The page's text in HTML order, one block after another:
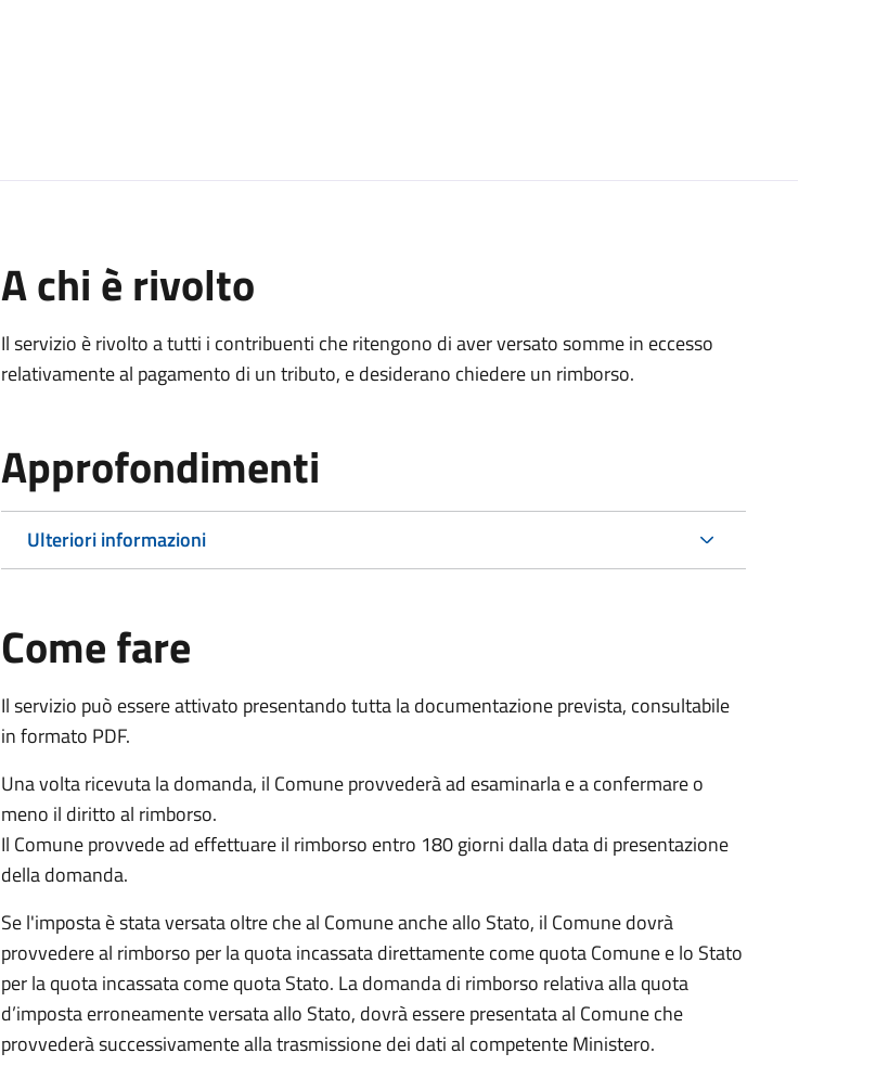
A chi è rivolto
Il servizio è rivolto a tutti i contribuenti che ritengono di aver versato somme in eccesso
relativamente al pagamento di un tributo, e desiderano chiedere un rimborso.
Approfondimenti
Ulteriori informazioni
Come fare
Il servizio può essere attivato presentando tutta la documentazione prevista, consultabile
in formato PDF.
Una volta ricevuta la domanda, il Comune provvederà ad esaminarla e a confermare o
meno il diritto al rimborso.
Il Comune provvede ad effettuare il rimborso entro 180 giorni dalla data di presentazione
della domanda.
Se l'imposta è stata versata oltre che al Comune anche allo Stato, il Comune dovrà
provvedere al rimborso per la quota incassata direttamente come quota Comune e lo Stato
per la quota incassata come quota Stato. La domanda di rimborso relativa alla quota
d’imposta erroneamente versata allo Stato, dovrà essere presentata al Comune che
provvederà successivamente alla trasmissione dei dati al competente Ministero.